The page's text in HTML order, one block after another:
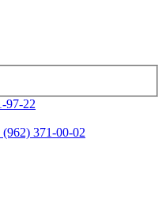
97-22
(962) 371-00-02